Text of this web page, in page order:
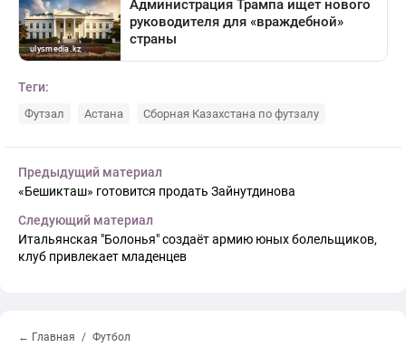
Теги:
Футзал Астана Сборная Казахстана по футзалу
Предыдущий материал
«Бешикташ» готовится продать Зайнутдинова
Следующий материал
Итальянская "Болонья" создаёт армию юных болельщиков,
клуб привлекает младенцев
← Главная Футбол